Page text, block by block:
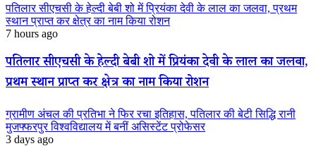
पतिलार सीएचसी के हेल्दी बेबी शो में प्रियंका देवी के लाल का जलवा, प्रथम
स्थान प्राप्त कर क्षेत्र का नाम किया रोशन
7 hours ago
पतिलार सीएचसी के हेल्दी बेबी शो में प्रियंका देवी के लाल का जलवा,
प्रथम स्थान प्राप्त कर क्षेत्र का नाम किया रोशन
ग्रामीण अंचल की प्रतिभा ने फिर रचा इतिहास, पतिलार की बेटी सिद्धि रानी
मुजफ्फरपुर विश्वविद्यालय में बनीं असिस्टेंट प्रोफेसर
3 days ago